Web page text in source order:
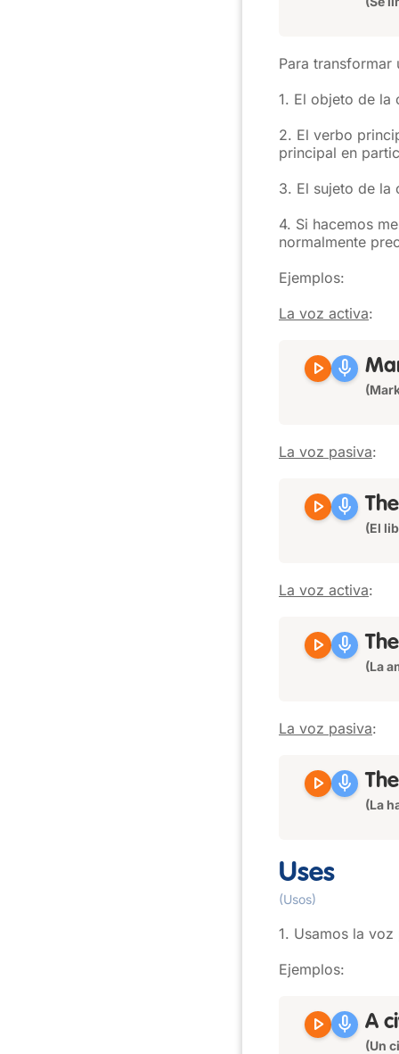
Para transformar
1. El objeto de la
2. El verbo
principal en
3. El sujeto de la
4. Si hacemos
normalmente
Ejemplos:
La voz activa:
play_arrow mic
La voz pasiva:
play_arrow mic
(El
La voz activa:
play_arrow mic
(La
La voz pasiva:
play_arrow mic
(La
Uses
(Usos)
1. Usamos la
Ejemplos:
play_arrow mic A
(Un